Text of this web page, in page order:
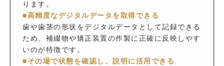
ります。
■高精度なデジタルデータを取得できる
歯や歯茎の形状をデジタルデータとして記録できる
ため、補綴物や矯正装置の作製に正確に反映しやす
いのが特徴です。
■その場で状態を確認し、説明に活用できる